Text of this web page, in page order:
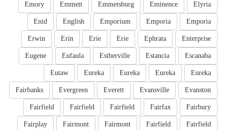
Elyria
Eminence
Emmetsburg
Emmett
Emory
Emporia
Emporia
Emporium
English
Enid
Enterprise
Ephrata
Erie
Erie
Erin
Erwin
Escanaba
Estancia
Estherville
Eufaula
Eugene
Eureka
Eureka
Eureka
Eureka
Eutaw
Evanston
Evansville
Everett
Evergreen
Fairbanks
Fairbury
Fairfax
Fairfield
Fairfield
Fairfield
Fairfield
Fairfield
Fairmont
Fairmont
Fairplay